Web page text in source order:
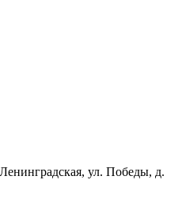
ул. Победы, д.